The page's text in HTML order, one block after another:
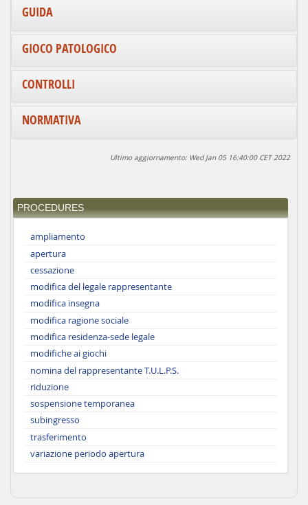
GUIDA
GIOCO PATOLOGICO
CONTROLLI
NORMATIVA
Ultimo aggiornamento: Wed Jan 05 16:40:00 CET 2022
PROCEDURES
ampliamento
apertura
cessazione
modifica del legale rappresentante
modifica insegna
modifica ragione sociale
modifica residenza-sede legale
modifiche ai giochi
nomina del rappresentante T.U.L.P.S.
riduzione
sospensione temporanea
subingresso
trasferimento
variazione periodo apertura